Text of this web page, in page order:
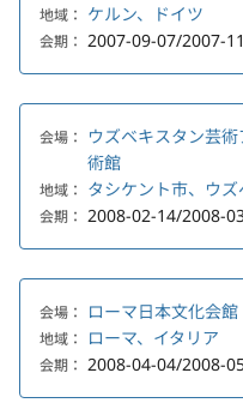
地域： ケルン、ドイツ
会期： 2007-09-07/2007-
会場：
ウズベキスタン芸
術館
地域： タシケント市、ウ
会期： 2008-02-14/2008-
会場： ローマ日本文化会館
地域： ローマ、イタリア
会期： 2008-04-04/2008-